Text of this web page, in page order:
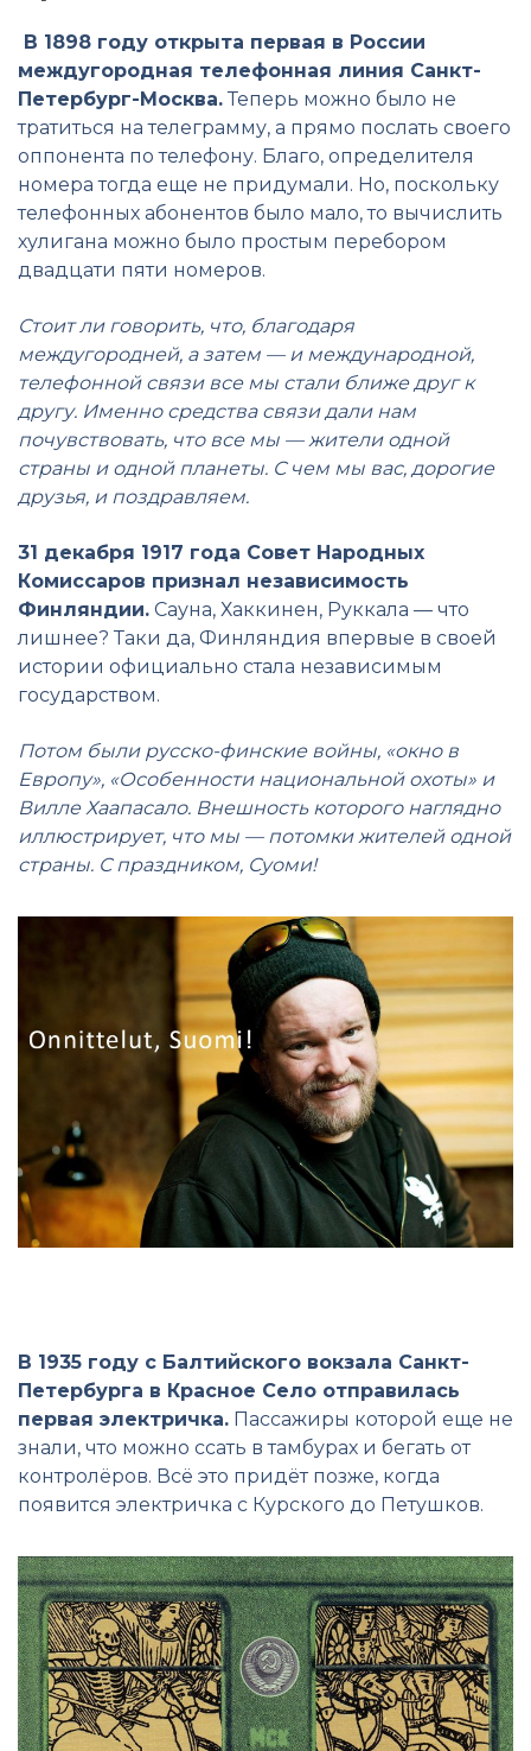
В 1898 году открыта первая в России
междугородная телефонная линия Санкт-
Петербург-Москва. Теперь можно было не
тратиться на телеграмму, а прямо послать своего
оппонента по телефону. Благо, определителя
номера тогда еще не придумали. Но, поскольку
телефонных абонентов было мало, то вычислить
хулигана можно было простым перебором
двадцати пяти номеров.
Стоит ли говорить, что, благодаря
междугородней, а затем — и международной,
телефонной связи все мы стали ближе друг к
другу. Именно средства связи дали нам
почувствовать, что все мы — жители одной
страны и одной планеты. С чем мы вас, дорогие
друзья, и поздравляем.
31 декабря 1917 года Совет Народных
Комиссаров признал независимость
Финляндии. Сауна, Хаккинен, Руккала — что
лишнее? Таки да, Финляндия впервые в своей
истории официально стала независимым
государством.
Потом были русско-финские войны, «окно в
Европу», «Особенности национальной охоты» и
Вилле Хаапасало. Внешность которого наглядно
иллюстрирует, что мы — потомки жителей одной
страны. С праздником, Суоми!
В 1935 году с Балтийского вокзала Санкт-
Петербурга в Красное Село отправилась
первая электричка. Пассажиры которой еще не
знали, что можно ссать в тамбурах и бегать от
контролёров. Всё это придёт позже, когда
появится электричка с Курского до Петушков.